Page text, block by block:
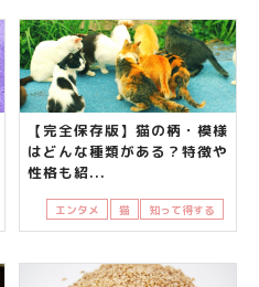
飼い主さんの悩み
【完全保存版】猫の柄・模様
はどんな種類がある？特徴や
性格も紹...
エンタメ 猫 知って得する